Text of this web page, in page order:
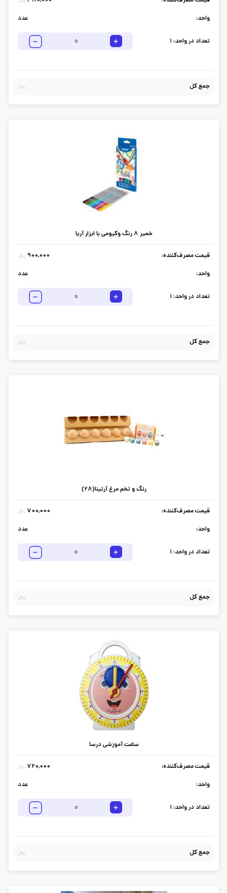
واحد: عدد
تعداد در واحد:1
جمع کل ریال
خمیر 8 رنگ وکیومی با ابزار آریا
قیمت مصرف‌کننده: 900,000 ریال
واحد: عدد
تعداد در واحد:1
جمع کل ریال
رنگ و تخم مرغ آرتینا(28)
قیمت مصرف‌کننده: 700,000 ریال
واحد: عدد
تعداد در واحد:1
جمع کل ریال
ساعت آموزشی درسا
قیمت مصرف‌کننده: 720,000 ریال
واحد: عدد
تعداد در واحد:1
جمع کل ریال